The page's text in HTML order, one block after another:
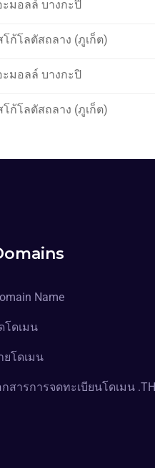
ะมอลล์ บางกะปิ
โก้โลตัสถลาง (ภูเก็ต)
ะมอลล์ บางกะปิ
โก้โลตัสถลาง (ภูเก็ต)
Name
โดเมน
ยโดเมน
กสารการจดทะเบียนโดเมน .TH